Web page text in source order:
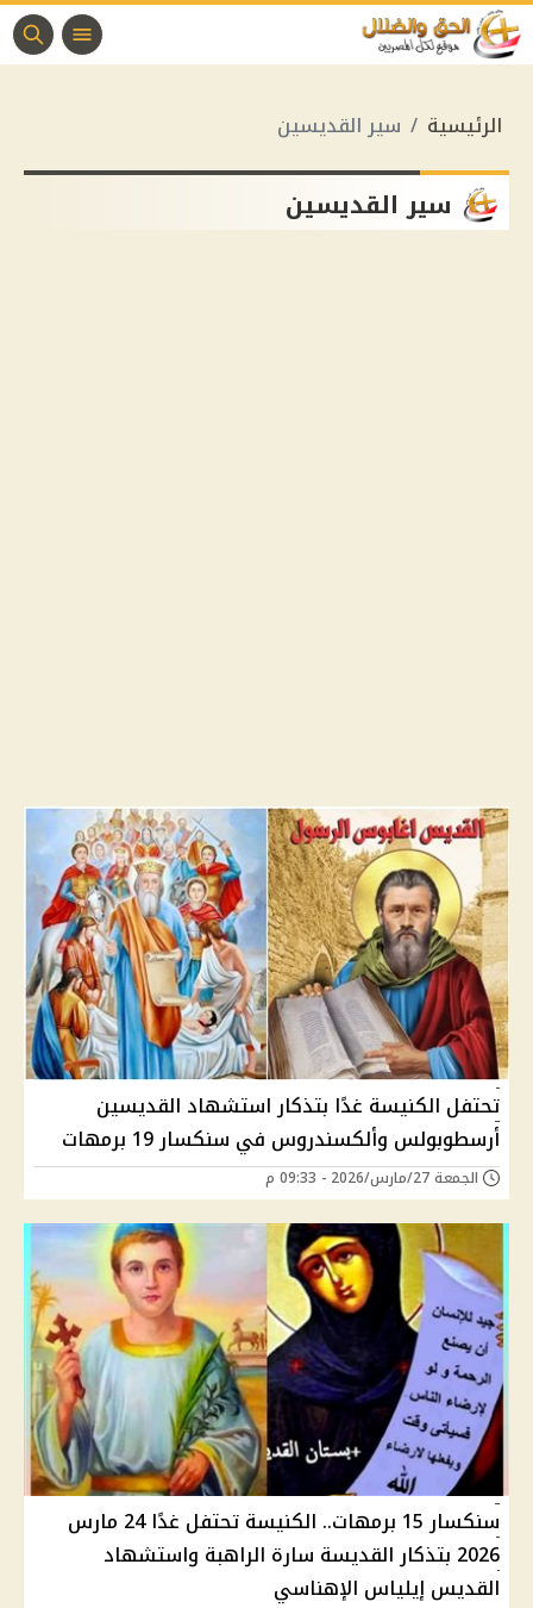
الرئيسية سير القديسين
سير القديسين
تحتفل الكنيسة غدًا بتذكار استشهاد القديسين
أرسطوبولس وألكسندروس في سنكسار 19 برمهات
الجمعة 27/مارس/2026 - 09:33 م
سنكسار 15 برمهات.. الكنيسة تحتفل غدًا 24 مارس
2026 بتذكار القديسة سارة الراهبة واستشهاد
القديس إيلياس الإهناسي